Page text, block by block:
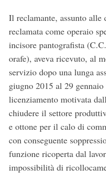
Il reclamante, assunto alle
reclamata come operaio
incisore pantografista
orafe), aveva ricevuto, al
servizio dopo una lunga
giugno 2015 al 29
licenziamento motivata
chiudere il settore
e ottone per il calo di
con conseguente
funzione ricoperta dal
impossibilità di